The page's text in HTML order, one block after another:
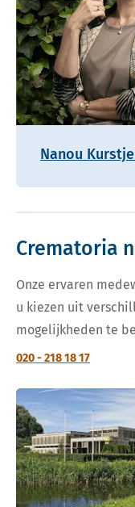
Nanou
Crematoria
Onze ervaren
u kiezen uit
mogelijkheden te
020 - 218 18 17